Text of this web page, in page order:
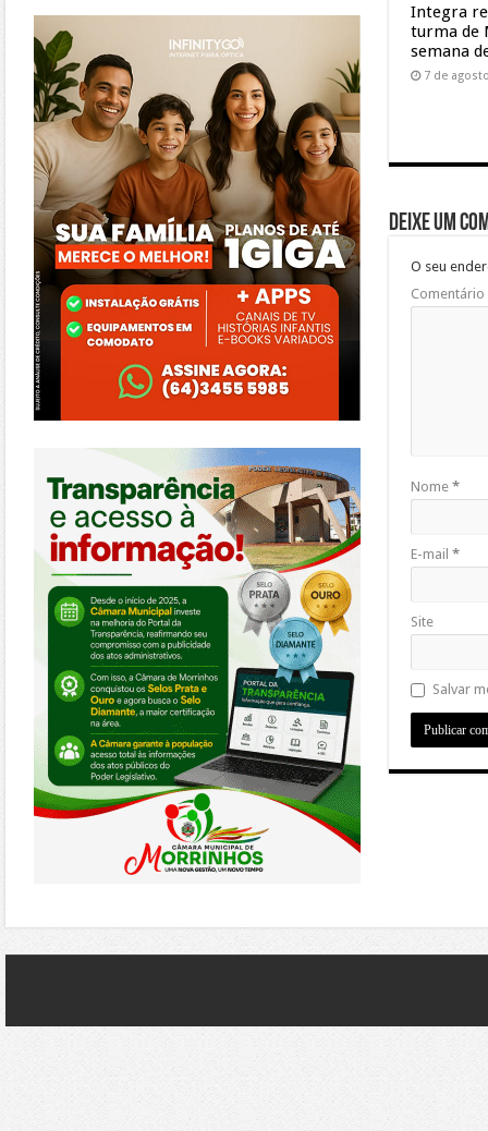
Integra
turma de
semana
7 de
Deixe um
O seu
Comentário
Nome *
E-mail *
Site
Salvar
https://www.infinitygo.com.br/
https://morrinhos.go.leg.br/